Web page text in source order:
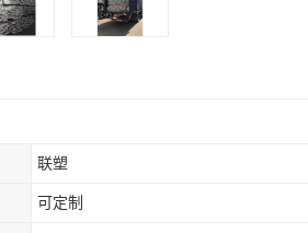
联塑
可定制